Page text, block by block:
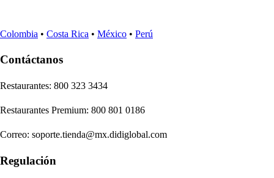
Colombia • Costa Rica • México • Perú
Contáctanos
Restaurantes: 800 323 3434
Restaurantes Premium: 800 801 0186
Correo: soporte.tienda@mx.didiglobal.com
Regulación